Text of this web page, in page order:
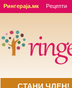
Рингераја.мк Рецепти
СТАНИ ЧЛЕН!